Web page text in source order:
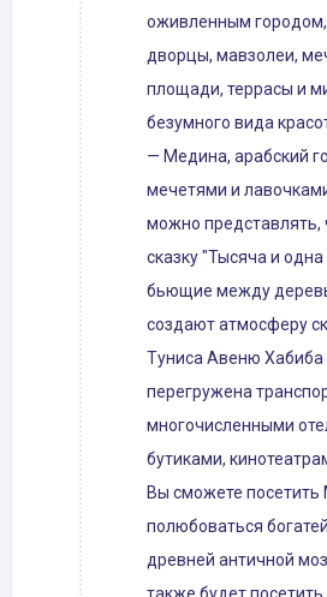
оживленным
дворцы, мавзолеи,
площади, террасы и
безумного вида
— Медина, арабский
мечетями и
можно представлять,
сказку "Тысяча и
бьющие между
создают атмосферу
Туниса Авеню Хабиба
перегружена
многочисленными
бутиками,
Вы сможете посетить
полюбоваться
древней античной